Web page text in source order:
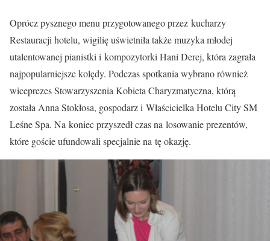
Oprócz pysznego menu przygotowanego przez kucharzy
Restauracji hotelu, wigilię uświetniła także muzyka młodej
utalentowanej pianistki i kompozytorki Hani Derej, która zagrała
najpopularniejsze kolędy. Podczas spotkania wybrano również
wiceprezes Stowarzyszenia Kobieta Charyzmatyczna, którą
została Anna Stokłosa, gospodarz i Właścicielka Hotelu City SM
Leśne Spa. Na koniec przyszedł czas na losowanie prezentów,
które goście ufundowali specjalnie na tę okazję.